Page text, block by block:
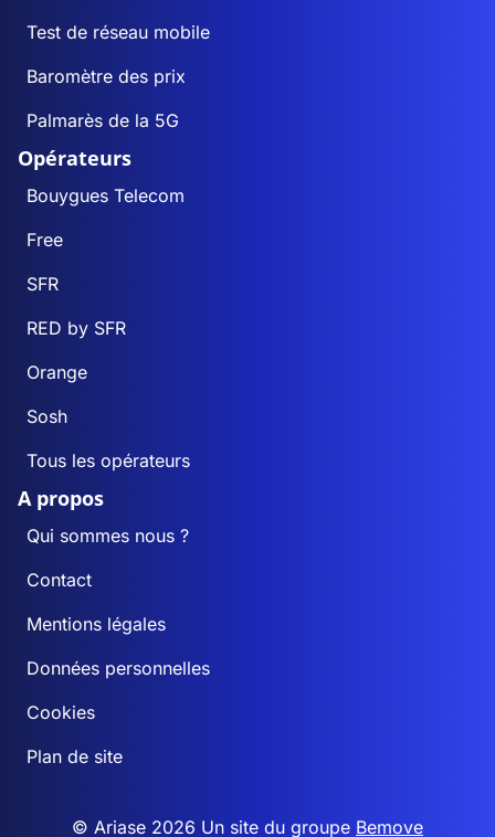
Test de réseau mobile
Baromètre des prix
Palmarès de la 5G
Opérateurs
Bouygues Telecom
Free
SFR
RED by SFR
Orange
Sosh
Tous les opérateurs
A propos
Qui sommes nous ?
Contact
Mentions légales
Données personnelles
Cookies
Plan de site
© Ariase 2026 Un site du groupe Bemove